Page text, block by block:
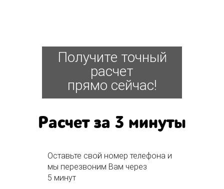
Получите точный
расчет
прямо сейчас!
Расчет за 3 минуты
Оставьте свой номер телефона и
мы перезвоним Вам через
5 минут